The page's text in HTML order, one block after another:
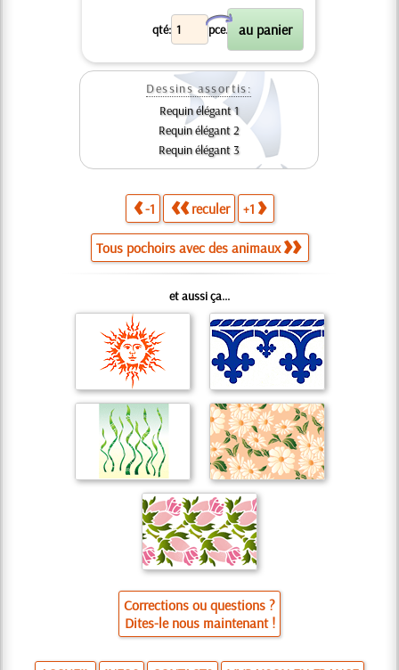
qté: pce.
X
Dessins assortis:
Requin élégant 1
Requin élégant 2
Requin élégant 3
-1 reculer +1
Tous pochoirs avec des animaux
et aussi ça...
Corrections ou questions ?
Dites-le nous maintenant !